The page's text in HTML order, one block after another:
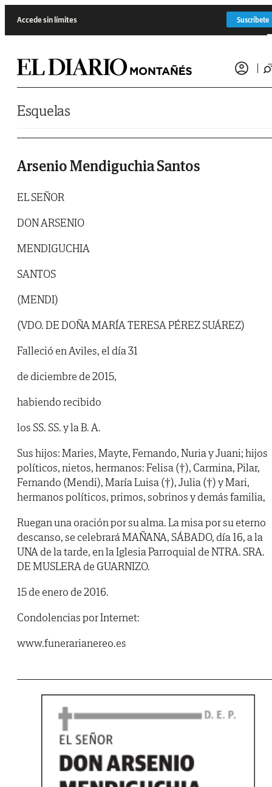
Accede sin límites Suscríbete
Esquelas
Arsenio Mendiguchia Santos
EL SEÑOR
DON ARSENIO
MENDIGUCHIA
SANTOS
(MENDI)
(VDO. DE DOÑA MARÍA TERESA PÉREZ SUÁREZ)
Falleció en Aviles, el día 31
de diciembre de 2015,
habiendo recibido
los SS. SS. y la B. A.
Sus hijos: Maries, Mayte, Fernando, Nuria y Juani; hijos
políticos, nietos, hermanos: Felisa (†), Carmina, Pilar,
Fernando (Mendi), María Luisa (†), Julia (†) y Mari,
hermanos políticos, primos, sobrinos y demás familia,
Ruegan una oración por su alma. La misa por su eterno
descanso, se celebrará MAÑANA, SÁBADO, día 16, a la
UNA de la tarde, en la Iglesia Parroquial de NTRA. SRA.
DE MUSLERA de GUARNIZO.
15 de enero de 2016.
Condolencias por Internet:
www.funerarianereo.es